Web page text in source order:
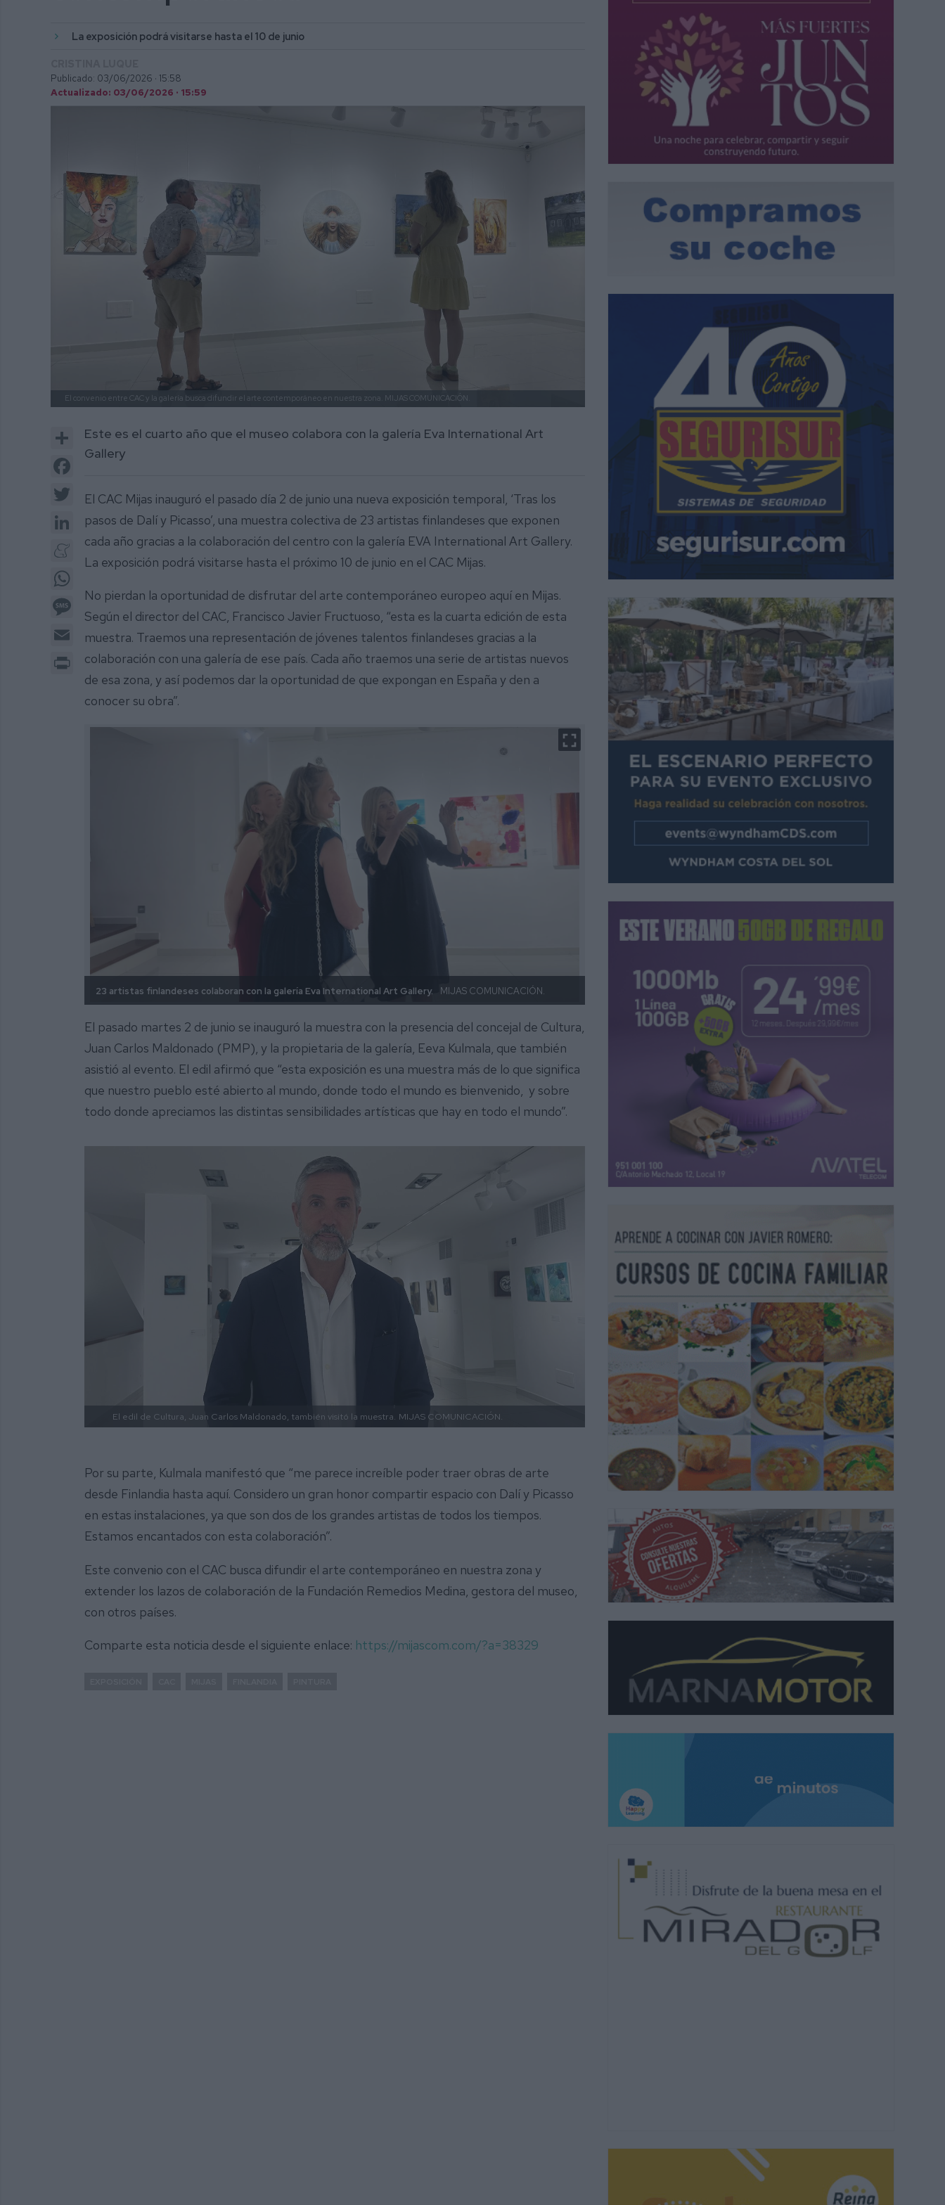
La exposición podrá visitarse hasta el 10 de junio
Publicado: 03/06/2026 · 15:58
Actualizado: 03/06/2026 · 15:59
El convenio entre CAC y la galería busca difundir el arte contemporáneo en nuestra zona. MIJAS COMUNICACIÓN.
Share
Facebook
LinkedIn
Meneame
WhatsApp
Message
Print
Este es el cuarto año que el museo colabora con la galería Eva International Art
Gallery
El CAC Mijas inauguró el pasado día 2 de junio una nueva exposición temporal, ‘Tras los
pasos de Dalí y Picasso’, una muestra colectiva de 23 artistas finlandeses que exponen
cada año gracias a la colaboración del centro con la galería EVA International Art Gallery.
La exposición podrá visitarse hasta el próximo 10 de junio en el CAC Mijas.
No pierdan la oportunidad de disfrutar del arte contemporáneo europeo aquí en Mijas.
Según el director del CAC, Francisco Javier Fructuoso, “esta es la cuarta edición de esta
muestra. Traemos una representación de jóvenes talentos finlandeses gracias a la
colaboración con una galería de ese país. Cada año traemos una serie de artistas nuevos
de esa zona, y así podemos dar la oportunidad de que expongan en España y den a
conocer su obra”.
23 artistas finlandeses colaboran con la galería Eva International Art Gallery. MIJAS COMUNICACIÓN. 23 artistas finlandeses colaboran con la galería Eva International Art Gallery.
El pasado martes 2 de junio se inauguró la muestra con la presencia del concejal de Cultura,
Juan Carlos Maldonado (PMP), y la propietaria de la galería, Eeva Kulmala, que también
asistió al evento. El edil afirmó que “esta exposición es una muestra más de lo que significa
que nuestro pueblo esté abierto al mundo, donde todo el mundo es bienvenido, y sobre
todo donde apreciamos las distintas sensibilidades artísticas que hay en todo el mundo”.
El edil de Cultura, Juan Carlos Maldonado, también visitó la muestra. MIJAS COMUNICACIÓN.
Por su parte, Kulmala manifestó que “me parece increíble poder traer obras de arte
desde Finlandia hasta aquí. Considero un gran honor compartir espacio con Dalí y Picasso
en estas instalaciones, ya que son dos de los grandes artistas de todos los tiempos.
Estamos encantados con esta colaboración”.
Este convenio con el CAC busca difundir el arte contemporáneo en nuestra zona y
extender los lazos de colaboración de la Fundación Remedios Medina, gestora del museo,
con otros países.
Comparte esta noticia desde el siguiente enlace: https://mijascom.com/?a=38329